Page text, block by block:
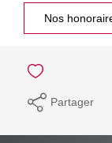
Nos
Partager